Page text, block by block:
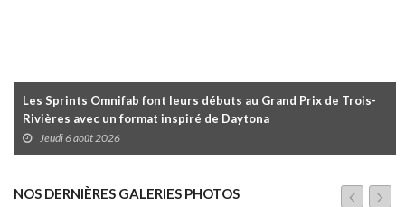
Les Sprints Omnifab font leurs débuts au Grand Prix de Trois-
Rivières avec un format inspiré de Daytona
Jeudi 6 août 2026
NOS DERNIÈRES GALERIES PHOTOS